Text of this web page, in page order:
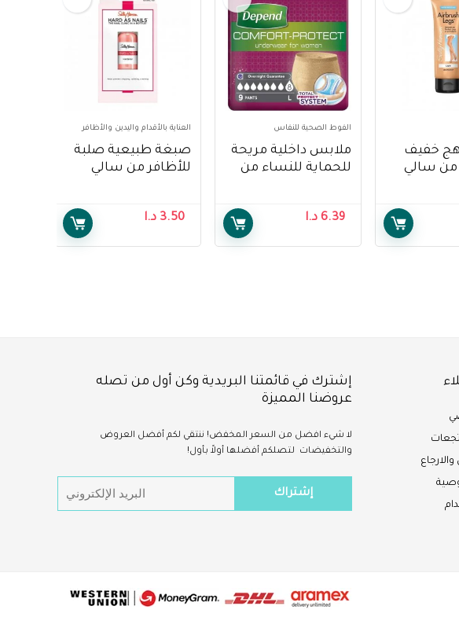
خفيف
من سالي
Hansen
الفوط الصحية للنفاس
ملابس داخلية مريحة
للحماية للنساء من
Depend Comfort
Protect Underwear
6.39 د.ا
العناية بالأقدام واليدين والأظافر
صبغة طبيعية صلبة
للأظافر من سالي
Treatment, Hard As
Nails Natural Tint,
3.50 د.ا
إشترك في قائمتنا البريدية وكن أول من تصله
عروضنا المميزة
لا شيء افضل من السعر المخفض! ننتقي لكم أفضل العروض
والتخفيضات لتصلكم أفضلها أولاً بأول!